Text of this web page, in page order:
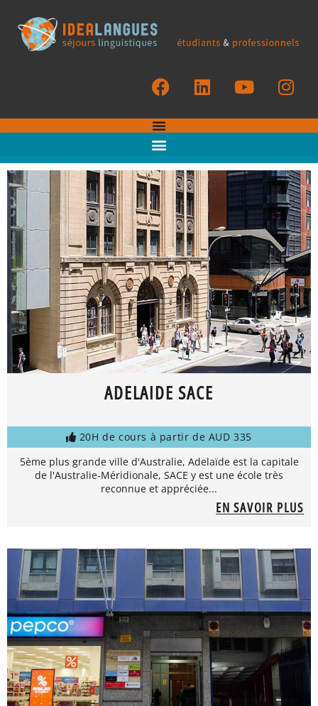
ADELAIDE SACE
20H de cours à partir de AUD 335
5ème plus grande ville d'Australie, Adelaïde est la capitale
de l'Australie-Méridionale, SACE y est une école très
reconnue et appréciée...
EN SAVOIR PLUS